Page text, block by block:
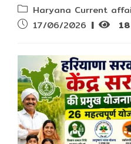
Post
category:
Haryana Current
Post17/06/2026 18